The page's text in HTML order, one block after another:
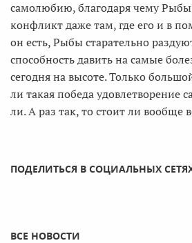
самолюбию, благодаря чему Рыбы
конфликт даже там, где его и в
он есть, Рыбы старательно
способность давить на самые
сегодня на высоте. Только
ли такая победа удовлетворение
ли. А раз так, то стоит ли вообще
ПОДЕЛИТЬСЯ В СОЦИАЛЬНЫХ
ВСЕ НОВОСТИ